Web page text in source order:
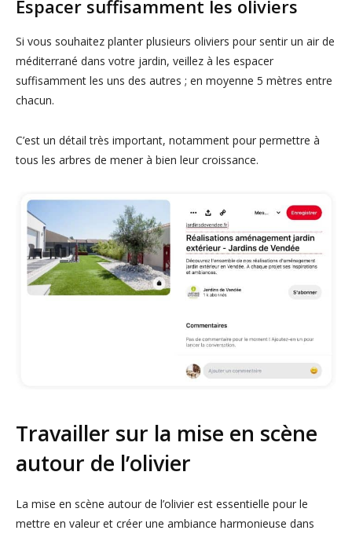
Espacer suffisamment les oliviers
Si vous souhaitez planter plusieurs oliviers pour sentir un air de
méditerrané dans votre jardin, veillez à les espacer
suffisamment les uns des autres ; en moyenne 5 mètres entre
chacun.
C’est un détail très important, notamment pour permettre à
tous les arbres de mener à bien leur croissance.
Travailler sur la mise en scène
autour de l’olivier
La mise en scène autour de l’olivier est essentielle pour le
mettre en valeur et créer une ambiance harmonieuse dans